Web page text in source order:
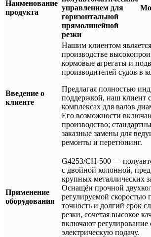
Наименование
продукта
управлением для
горизонтальной
прямолинейной
резки
Введение о
клиенте
Нашим клиентом
производстве
кормовые агрегаты и
производителей судов в
Предлагая полностью
поддержкой, наш клиент
комплексах для валов
Его возможности
производство;
заказные замены для
ремонты и перетюнинг.
Применение
оборудования
G4253/CH-500 —
с двойной колонной,
крупных металлических
Оснащён прочной
регулируемой скоростью
точность и долгий срок
резки, сочетая высокое
включают регулирование
электрическую подачу.